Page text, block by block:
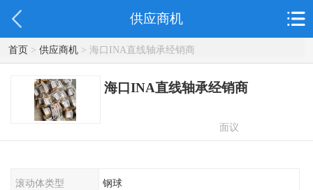
供应商机
首页> 供应商机> 海口INA直线轴承经销商
海口INA直线轴承经销商
面议
滚动体类型 钢球